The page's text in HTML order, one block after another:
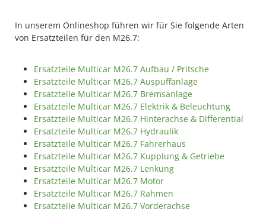
In unserem Onlineshop führen wir für Sie folgende Arten
von Ersatzteilen für den M26.7:
Ersatzteile Multicar M26.7 Aufbau / Pritsche
Ersatzteile Multicar M26.7 Auspuffanlage
Ersatzteile Multicar M26.7 Bremsanlage
Ersatzteile Multicar M26.7 Elektrik & Beleuchtung
Ersatzteile Multicar M26.7 Hinterachse & Differential
Ersatzteile Multicar M26.7 Hydraulik
Ersatzteile Multicar M26.7 Fahrerhaus
Ersatzteile Multicar M26.7 Kupplung & Getriebe
Ersatzteile Multicar M26.7 Lenkung
Ersatzteile Multicar M26.7 Motor
Ersatzteile Multicar M26.7 Rahmen
Ersatzteile Multicar M26.7 Vorderachse